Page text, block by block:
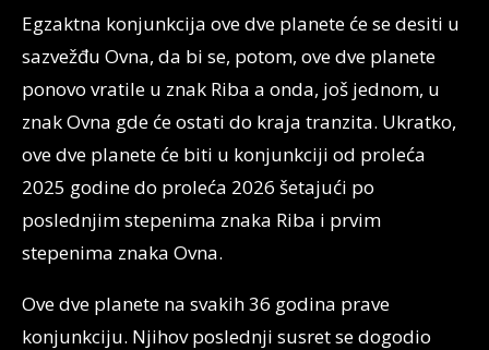
Egzaktna konjunkcija ove dve planete će se desiti u
sazvežđu Ovna, da bi se, potom, ove dve planete
ponovo vratile u znak Riba a onda, još jednom, u
znak Ovna gde će ostati do kraja tranzita. Ukratko,
ove dve planete će biti u konjunkciji od proleća
2025 godine do proleća 2026 šetajući po
poslednjim stepenima znaka Riba i prvim
stepenima znaka Ovna.
Ove dve planete na svakih 36 godina prave
konjunkciju. Njihov poslednji susret se dogodio